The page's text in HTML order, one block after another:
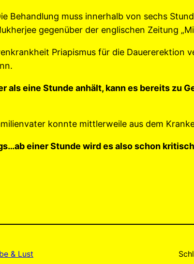
Behandlung muss innerhalb von sechs
gegenüber der englischen Zeitung
Priapismus für die Dauererektion
als eine Stunde anhält, kann es bereits zu
konnte mittlerweile aus dem
einer Stunde wird es also schon
& Lust